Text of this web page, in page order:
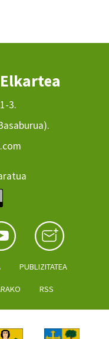
3.
PUBLIZITATEA
RSS